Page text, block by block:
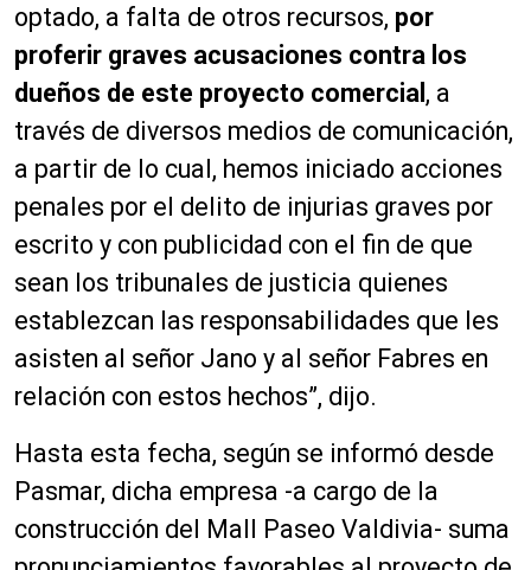
optado, a falta de otros recursos, por
proferir graves acusaciones contra los
dueños de este proyecto comercial , a
través de diversos medios de comunicación,
a partir de lo cual, hemos iniciado acciones
penales por el delito de injurias graves por
escrito y con publicidad con el fin de que
sean los tribunales de justicia quienes
establezcan las responsabilidades que les
asisten al señor Jano y al señor Fabres en
relación con estos hechos”, dijo.
Hasta esta fecha, según se informó desde
Pasmar, dicha empresa -a cargo de la
construcción del Mall Paseo Valdivia- suma